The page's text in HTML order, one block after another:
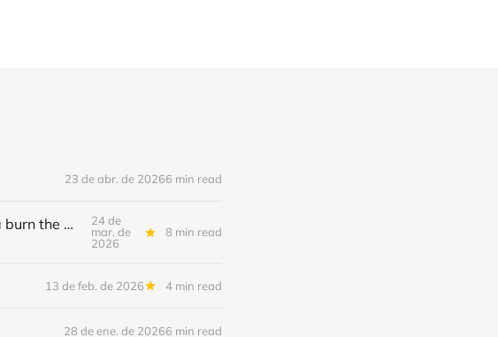
23 de abr. de 20266 min read
#32 - Prompts against the machine - "They don't gotta burn the books, they just remove ′em"
24 de
mar. de
2026
8 min read
13 de feb. de 2026 4 min read
28 de ene. de 20266 min read